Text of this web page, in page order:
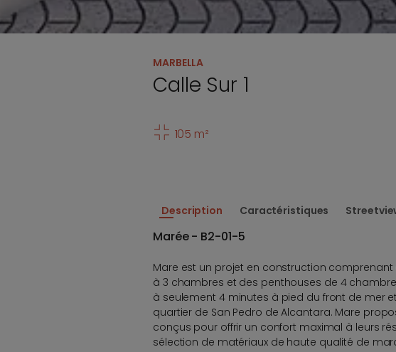
MARBELLA
Calle Sur 1
105 m²
Description Caractéristiques
Marée - B2-01-5
Mare est un projet en construction
à 3 chambres et des penthouses de 4
à seulement 4 minutes à pied du front de mer
quartier de San Pedro de Alcantara. Mare
conçus pour offrir un confort maximal à leurs
sélection de matériaux de haute qualité de